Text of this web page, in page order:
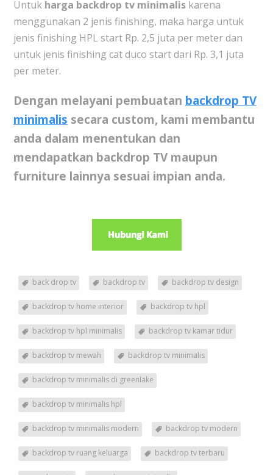
Untuk harga backdrop tv minimaliskarena
menggunakan 2 jenis finishing, maka harga untuk
jenis finishing HPL start Rp. 2,5 juta per meter dan
untuk jenis finishing cat duco start dari Rp. 3,1 juta
per meter.
Dengan melayani pembuatan backdrop TV
minimalis secara custom, kami membantu
anda dalam menentukan dan
mendapatkan backdrop TV maupun
furniture lainnya sesuai impian anda.
back drop tv backdrop tv backdrop tv design
backdrop tv home interior backdrop tv hpl
backdrop tv hpl minimalis backdrop tv kamar tidur
backdrop tv mewah backdrop tv minimalis
backdrop tv minimalis di greenlake
backdrop tv minimalis hpl
backdrop tv minimalis modern backdrop tv modern
backdrop tv ruang keluarga backdrop tv terbaru